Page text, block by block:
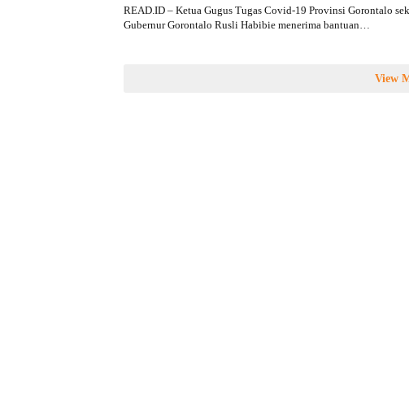
READ.ID – Ketua Gugus Tugas Covid-19 Provinsi Gorontalo
Gubernur Gorontalo Rusli Habibie menerima bantuan…
View